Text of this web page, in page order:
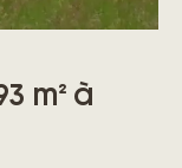
m² à